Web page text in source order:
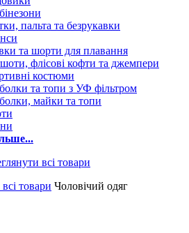
пальта та безрукавки
та шорти для плавання
флісові кофти та джемпери
костюми
та топи з УФ фільтром
майки та топи
товари Чоловічий одяг